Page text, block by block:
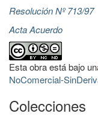
Resolución Nº 713/97
Acta Acuerdo
Esta obra está bajo
NoComercial-
Colecciones